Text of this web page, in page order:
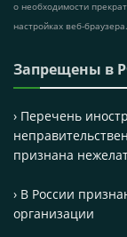
о необходимости
настройках веб-браузера.
Запрещены в
› Перечень
признана
› В России
организации